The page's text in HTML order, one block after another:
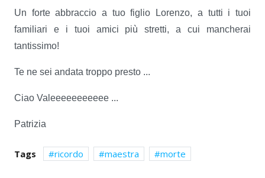
Un forte abbraccio a tuo figlio Lorenzo, a tutti i tuoi
familiari e i tuoi amici più stretti, a cui mancherai
tantissimo!
Te ne sei andata troppo presto ...
Ciao Valeeeeeeeeeee ...
Patrizia
Tags ricordo maestra morte